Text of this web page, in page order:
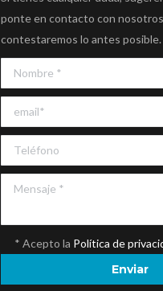
ponte en contacto con
contestaremos lo antes posible.
* Acepto la Política de